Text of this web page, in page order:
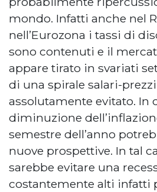
mondo. Infatti anche nel
nell’Eurozona i tassi di
sono contenuti e il
appare tirato in svariati
di una spirale salari-
assolutamente evitato. In
diminuzione
semestre dell’anno
nuove prospettive. In tal
sarebbe evitare una
costantemente alti infatti